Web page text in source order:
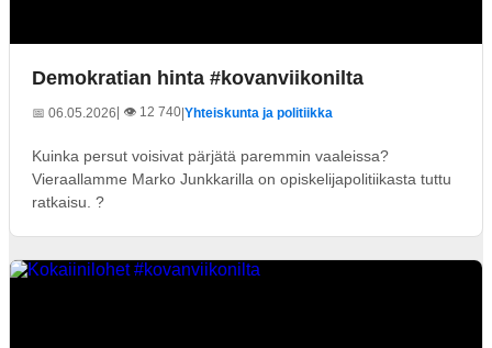
Demokratian hinta #kovanviikonilta
📅 06.05.2026| 👁️ 12 740 Yhteiskunta ja politiikka
Kuinka persut voisivat pärjätä paremmin vaaleissa?
Vieraallamme Marko Junkkarilla on opiskelijapolitiikasta tuttu
ratkaisu. ?